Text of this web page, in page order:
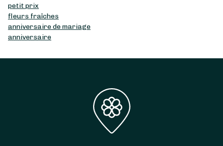
petit prix
fleurs fraîches
anniversaire de mariage
anniversaire